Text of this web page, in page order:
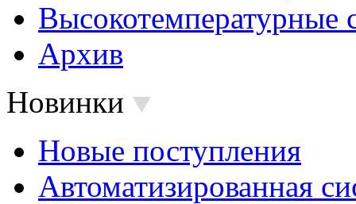
Высокотемпературные
Архив
Новинки
Новые поступления
Автоматизированная